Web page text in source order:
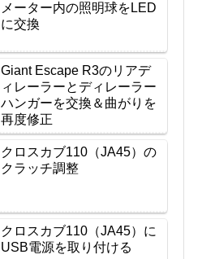
メーター内の照明球をLED
に交換
Giant Escape R3のリアデ
ィレーラーとディレーラー
ハンガーを交換＆曲がりを
再度修正
クロスカブ110（JA45）の
クラッチ調整
クロスカブ110（JA45）に
USB電源を取り付ける